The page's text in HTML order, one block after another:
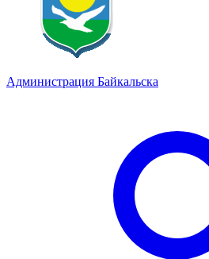
Администрация Байкальска